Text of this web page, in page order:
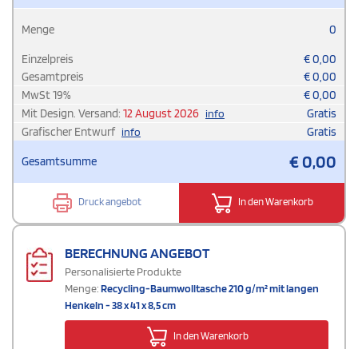
Menge 0
Einzelpreis €0,00
Gesamtpreis
€0,00
MwSt19% €0,00
Mit Design. Versand: 12 August 2026 info
Gratis
Grafischer Entwurf info Gratis
Gesamtsumme €0,00
Druck angebot In den Warenkorb
BERECHNUNG ANGEBOT
Personalisierte Produkte
Menge:Recycling-Baumwolltasche 210 g/m² mit langen
Henkeln - 38 x 41 x 8,5 cm
In den Warenkorb